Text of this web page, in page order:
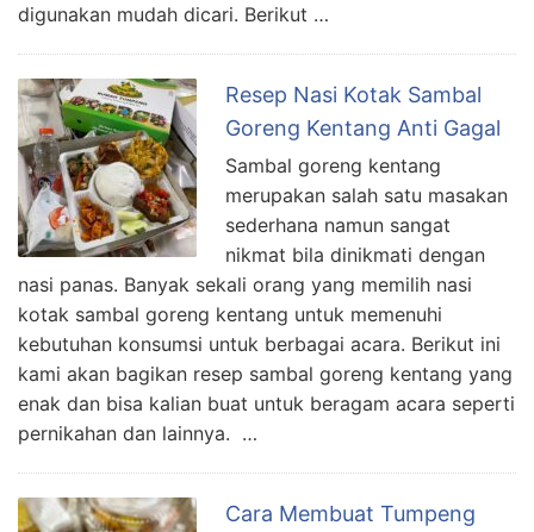
digunakan mudah dicari. Berikut …
Resep Nasi Kotak Sambal
Goreng Kentang Anti Gagal
Sambal goreng kentang
merupakan salah satu masakan
sederhana namun sangat
nikmat bila dinikmati dengan
nasi panas. Banyak sekali orang yang memilih nasi
kotak sambal goreng kentang untuk memenuhi
kebutuhan konsumsi untuk berbagai acara. Berikut ini
kami akan bagikan resep sambal goreng kentang yang
enak dan bisa kalian buat untuk beragam acara seperti
pernikahan dan lainnya. …
Cara Membuat Tumpeng